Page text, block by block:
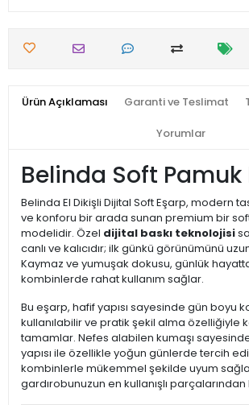
Ürün Açıklaması Garanti ve Teslimat
Yorumlar
Belinda Soft Pamuk
Belinda El Dikişli Dijital Soft Eşarp, modern
ve konforu bir arada sunan premium bir
modelidir. Özel dijital baskı teknolojisi
canlı ve kalıcıdır; ilk günkü görünümünü
Kaymaz ve yumuşak dokusu, günlük
kombinlerde rahat kullanım sağlar.
Bu eşarp, hafif yapısı sayesinde gün boyu
kullanılabilir ve pratik şekil alma özelliğiyle
tamamlar. Nefes alabilen kumaşı
yapısı ile özellikle yoğun günlerde tercih
kombinlerle mükemmel şekilde uyum
gardırobunuzun en kullanışlı parçalarından